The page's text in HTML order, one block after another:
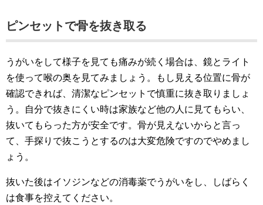
ピンセットで骨を抜き取る
うがいをして様子を見ても痛みが続く場合は、鏡とライト
を使って喉の奥を見てみましょう。もし見える位置に骨が
確認できれば、清潔なピンセットで慎重に抜き取りましょ
う。自分で抜きにくい時は家族など他の人に見てもらい、
抜いてもらった方が安全です。骨が見えないからと言っ
て、手探りで抜こうとするのは大変危険ですのでやめまし
ょう。
抜いた後はイソジンなどの消毒薬でうがいをし、しばらく
は食事を控えてください。